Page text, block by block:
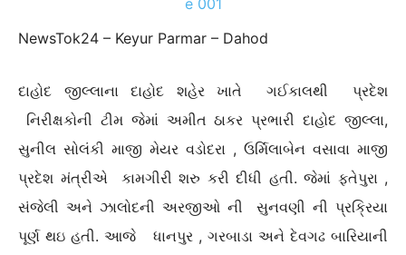
NewsTok24 – Keyur Parmar – Dahod
દાહોદ જીલ્લાના દાહોદ શહેર ખાતે ગઈકાલથી પ્રદેશ
નિરીક્ષકોની ટીમ જેમાં અમીત ઠાકર પ્રભારી દાહોદ જીલ્લા,
સુનીલ સોલંકી માજી મેયર વડોદરા , ઉર્મિલાબેન વસાવા માજી
પ્રદેશ મંત્રીએ કામગીરી શરુ કરી દીધી હતી. જેમાં ફતેપુરા ,
સંજેલી અને ઝાલોદની અરજીઓ ની સુનવણી ની પ્રક્રિયા
પૂર્ણ થઇ હતી. આજે ધાનપુર , ગરબાડા અને દેવગઢ બારિયાની